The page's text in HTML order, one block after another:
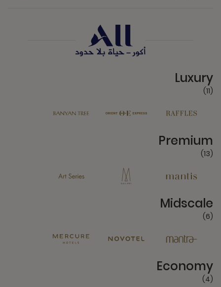
Luxury
(11)
Premium
(13)
Midscale
(6)
Economy
(4)